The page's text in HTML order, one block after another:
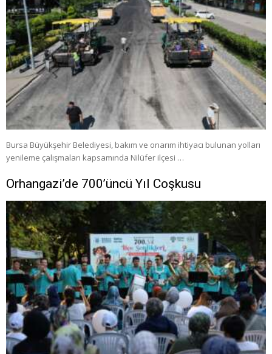
Bursa Büyükşehir Belediyesi, bakım ve onarım ihtiyacı bulunan yolları
yenileme çalışmaları kapsamında Nilüfer ilçesi …
Orhangazi’de 700’üncü Yıl Coşkusu